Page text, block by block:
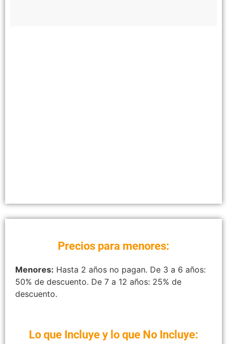
Precios para menores:
Menores: Hasta 2 años no pagan. De 3 a 6 años:
50% de descuento. De 7 a 12 años: 25% de
descuento.
Lo que Incluye y lo que No Incluye: